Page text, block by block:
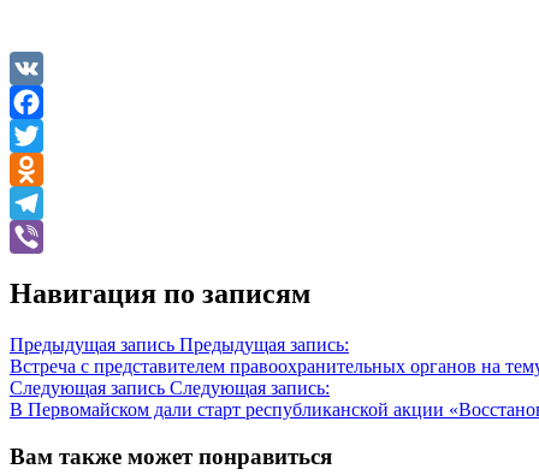
VK
Facebook
Twitter
Odnoklassniki
Telegram
Навигация по записям
Предыдущая запись Предыдущая запись:
Встреча с представителем правоохранительных органов на
Следующая запись Следующая запись:
В Первомайском дали старт республиканской акции
Вам также может понравиться